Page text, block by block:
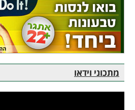
מתכוני וידאו